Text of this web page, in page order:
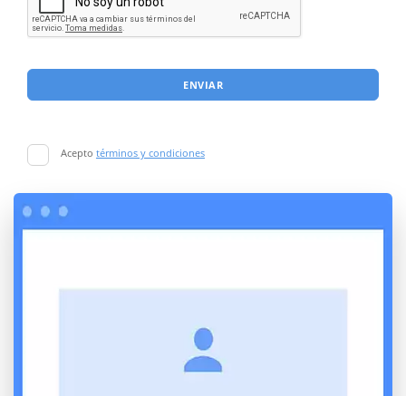
ENVIAR
Acepto términos y condiciones